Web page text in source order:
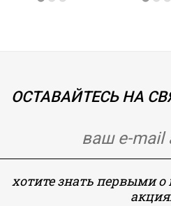
ОСТАВАЙТЕСЬ НА
хотите знать первыми